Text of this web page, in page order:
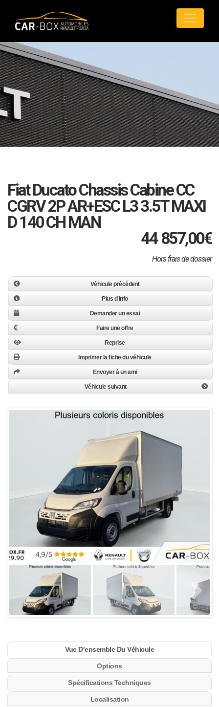
Fiat Ducato Chassis Cabine CC
CGRV 2P AR+ESC L3 3.5T MAXI
D 140 CH MAN
44 857,00€
Hors frais de dossier
Véhicule précédent
Plus d'info
Demander un essai
Faire une offre
Reprise
Imprimer la fiche du véhicule
Envoyer à un ami
Véhicule suivant
Vue D’ensemble Du Véhicule
Options
Spécifications Techniques
Localisation